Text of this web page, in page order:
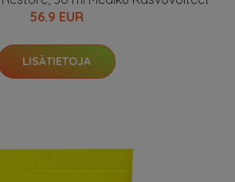
56.9 EUR
LISÄTIETOJA